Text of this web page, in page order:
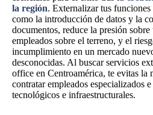
la región. Externalizar tus funciones
como la introducción de datos y la
documentos, reduce la presión
empleados sobre el terreno, y el
incumplimiento en un mercado
desconocidas. Al buscar servicios
office en Centroamérica, te evitas la
contratar empleados especializados
tecnológicos e infraestructurales.